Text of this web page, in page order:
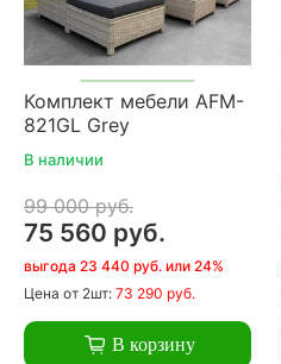
Комплект мебели AFM-
821GL Grey
В наличии
99 000 руб.
75 560 руб.
выгода 23 440 руб. или 24%
Цена от 2шт: 73 290 руб.
В корзину